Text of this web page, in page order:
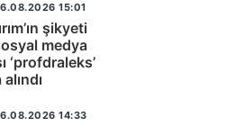
15:01
şikyeti
medya
‘profdraleks’
14:33